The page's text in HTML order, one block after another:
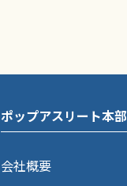
ポップアスリート本部
会社概要